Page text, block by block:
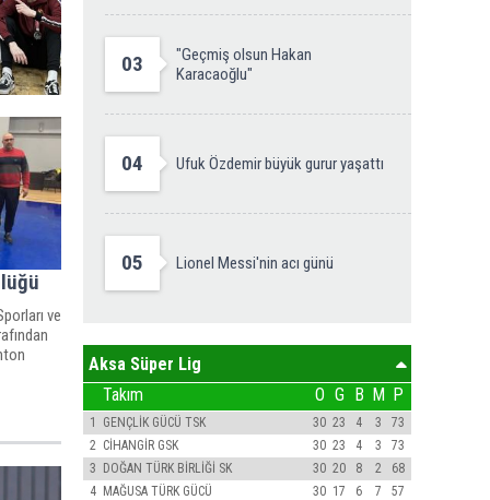
ve
03
"Geçmiş olsun Hakan
Karacaoğlu"
04 Ufuk Özdemir büyük gurur yaşattı
05 Lionel Messi'nin acı günü
Aksa Süper Lig
Takım O G B M P
1 GENÇLİK GÜCÜ TSK 30 23 4 3
73
2 CİHANGİR GSK 30 23 4 3
73
3 DOĞAN TÜRK BİRLİĞİ SK 30 20 8 2
68
4 MAĞUSA TÜRK GÜCÜ 30 17 6 7
57